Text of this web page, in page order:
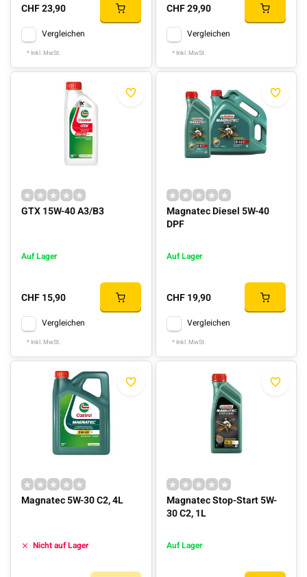
CHF 23,90
Vergleichen
* Inkl. MwSt.
CHF 29,90
Vergleichen
* Inkl. MwSt.
GTX 15W-40 A3/B3
Auf Lager
CHF 15,90
Vergleichen
* Inkl. MwSt.
Magnatec Diesel 5W-40
DPF
Auf Lager
CHF 19,90
Vergleichen
* Inkl. MwSt.
Magnatec 5W-30 C2, 4L
Nicht auf Lager
Magnatec Stop-Start 5W-
30 C2, 1L
Auf Lager